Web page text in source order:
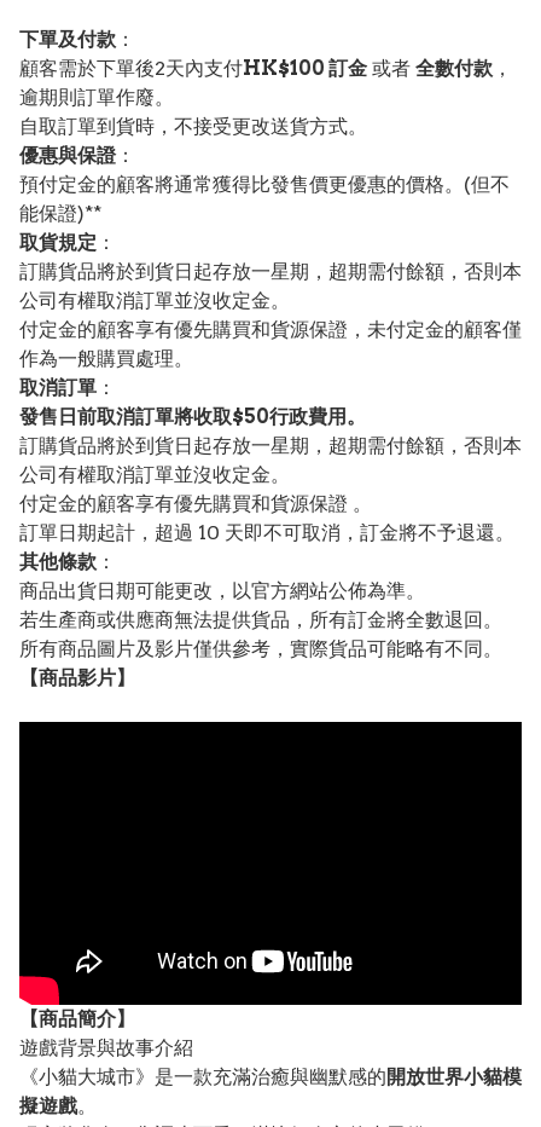
下單及付款 ：
顧客需於下單後2天內支付HK$100 訂金 或者 全數付款 ，
逾期則訂單作廢。
自取訂單到貨時，不接受更改送貨方式。
優惠與保證：
預付定金的顧客將通常獲得比發售價更優惠的價格。(但不
能保證)**
取貨規定 ：
訂購貨品將於到貨日起存放一星期，超期需付餘額，否則本
公司有權取消訂單並沒收定金。
付定金的顧客享有優先購買和貨源保證，未付定金的顧客僅
作為一般購買處理。
取消訂單 ：
發售日前取消訂單將收取$50行政費用。
訂購貨品將於到貨日起存放一星期，超期需付餘額，否則本
公司有權取消訂單並沒收定金。
付定金的顧客享有優先購買和貨源保證 。
訂單日期起計，超過 10 天即不可取消，訂金將不予退還。
其他條款 ：
商品出貨日期可能更改，以官方網站公佈為準。
若生產商或供應商無法提供貨品，所有訂金將全數退回。
所有商品圖片及影片僅供參考，實際貨品可能略有不同。
【商品影片】
【商品簡介】
遊戲背景與故事介紹
《小貓大城市》是一款充滿治癒與幽默感的開放世界小貓模
擬遊戲。